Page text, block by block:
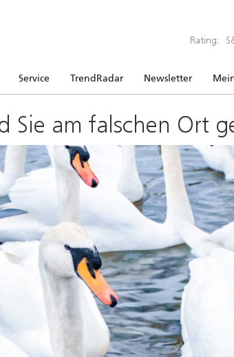
Rating:
Service TrendRadar Newsletter
Sie am falschen Ort